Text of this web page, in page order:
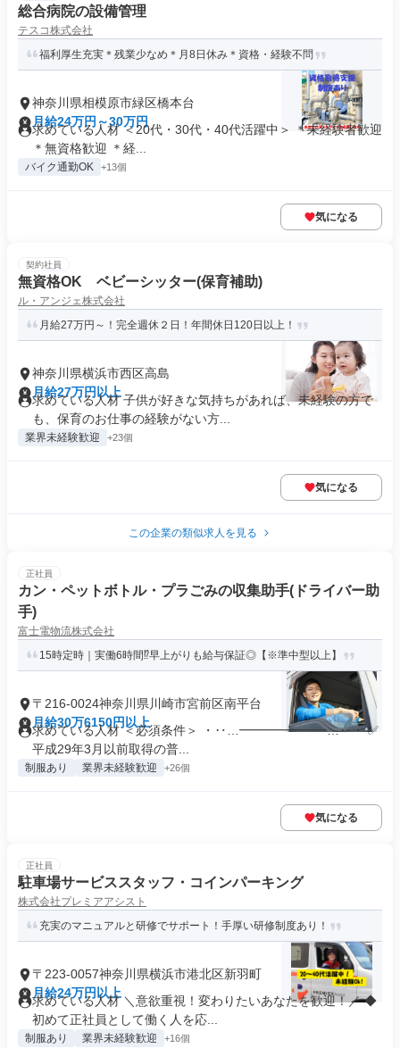
総合病院の設備管理
テスコ株式会社
福利厚生充実＊残業少なめ＊月8日休み＊資格・経験不問
神奈川県相模原市緑区橋本台
月給24万円～30万円
求めている人材 ＜20代・30代・40代活躍中＞ ＊未経験者歓迎
＊無資格歓迎 ＊経...
バイク通勤OK +13個
気になる
契約社員
無資格OK ベビーシッター(保育補助)
ル・アンジェ株式会社
月給27万円～！完全週休２日！年間休日120日以上！
神奈川県横浜市西区高島
月給27万円以上
求めている人材 子供が好きな気持ちがあれば、未経験の方で
も、保育のお仕事の経験がない方...
業界未経験歓迎 +23個
気になる
この企業の類似求人を見る
正社員
カン・ペットボトル・プラごみの収集助手(ドライバー助
手)
富士電物流株式会社
15時定時｜実働6時間⁉早上がりも給与保証◎【※準中型以上】
〒216-0024神奈川県川崎市宮前区南平台
月給30万6150円以上
求めている人材 ＜必須条件＞ ・‥…━━━━━━━…‥・ ✅
平成29年3月以前取得の普...
制服あり 業界未経験歓迎 +26個
気になる
正社員
駐車場サービススタッフ・コインパーキング
株式会社プレミアアシスト
充実のマニュアルと研修でサポート！手厚い研修制度あり！
〒223-0057神奈川県横浜市港北区新羽町
月給24万円以上
求めている人材 ＼意欲重視！変わりたいあなたを歓迎！／ ◆
初めて正社員として働く人を応...
制服あり 業界未経験歓迎 +16個